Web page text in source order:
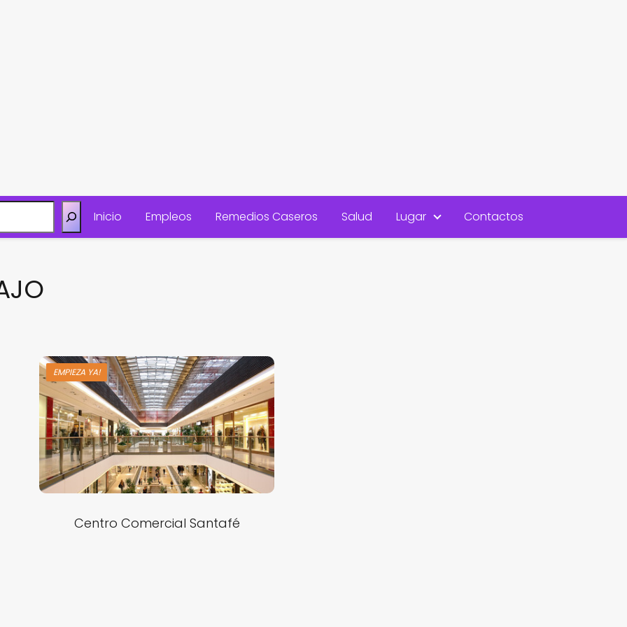
Inicio Empleos Remedios Caseros Salud Lugar Contactos
EMPIEZA YA!
Centro Comercial Santafé